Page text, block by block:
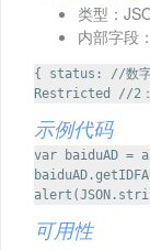
类型：
内部字段：
{ status: //数字
Restricted //2
示例代码
var baiduAD =
可用性